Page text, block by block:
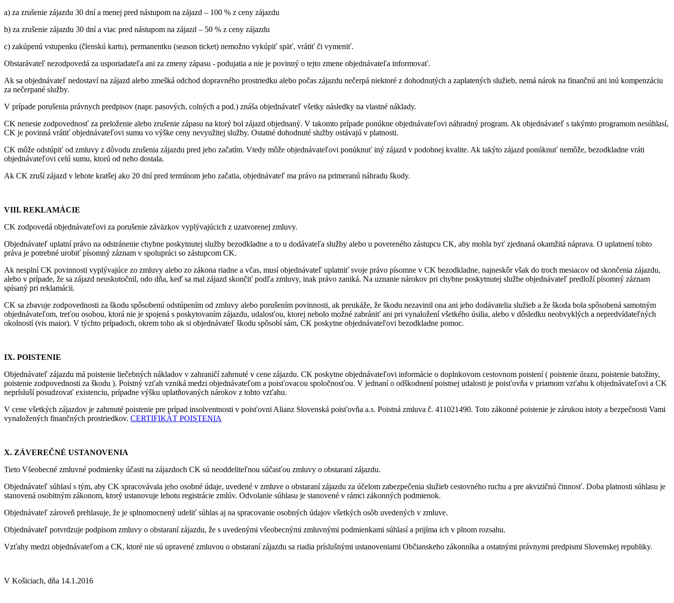
a) za zrušenie zájazdu 30 dní a menej pred nástupom na zájazd – 100 % z ceny zájazdu
b) za zrušenie zájazdu 30 dní a viac pred nástupom na zájazd – 50 % z ceny zájazdu
c) zakúpenú vstupenku (členskú kartu), permanentku (season ticket) nemožno vykúpiť späť, vrátiť či vymeniť.
Obstarávateľ nezodpovedá za usporiadateľa ani za zmeny zápasu - podujatia a nie je povinný o tejto zmene objednávateľa informovať.
Ak sa objednávateľ nedostaví na zájazd alebo zmešká odchod dopravného prostriedku alebo počas zájazdu nečerpá niektoré z dohodnutých a zaplatených služieb, nemá nárok na finančnú ani inú kompenzáciu
za nečerpané služby.
V prípade porušenia právnych predpisov (napr. pasových, colných a pod.) znáša objednávateľ všetky následky na vlastné náklady.
CK nenesie zodpovednosť za preloženie alebo zrušenie zápasu na ktorý bol zájazd objednaný. V takomto prípade ponúkne objednávateľovi náhradný program. Ak objednávateľ s takýmto programom nesúhlasí,
CK je povinná vrátiť objednávateľovi sumu vo výške ceny nevyužitej služby. Ostatné dohodnuté služby ostávajú v platnosti.
CK môže odstúpiť od zmluvy z dôvodu zrušenia zájazdu pred jeho začatím. Vtedy môže objednávateľovi ponúknuť iný zájazd v podobnej kvalite. Ak takýto zájazd ponúknuť nemôže, bezodkladne vráti
objednávateľovi celú sumu, ktorú od neho dostala.
Ak CK zruší zájazd v lehote kratšej ako 20 dní pred termínom jeho začatia, objednávateľ ma právo na primeranú náhradu škody.
VIII. REKLAMÁCIE
CK zodpovedá objednávateľovi za porušenie záväzkov vyplývajúcich z uzatvorenej zmluvy.
Objednávateľ uplatní právo na odstránenie chybne poskytnutej služby bezodkladne a to u dodávateľa služby alebo u povereného zástupcu CK, aby mohla byť zjednaná okamžitá náprava. O uplatnení tohto
práva je potrebné urobiť písomný záznam v spolupráci so zástupcom CK.
Ak nesplní CK povinnosti vyplývajúce zo zmluvy alebo zo zákona riadne a včas, musí objednávateľ uplatniť svoje právo písomne v CK bezodkladne, najneskôr však do troch mesiacov od skončenia zájazdu,
alebo v prípade, že sa zájazd neuskutočnil, odo dňa, keď sa mal zájazd skončiť podľa zmluvy, inak právo zaniká. Na uznanie nárokov pri chybne poskytnutej službe objednávateľ predloží písomný záznam
spísaný pri reklamácii.
CK sa zbavuje zodpovednosti za škodu spôsobenú odstúpením od zmluvy alebo porušením povinnosti, ak preukáže, že škodu nezavinil ona ani jeho dodávatelia služieb a že škoda bola spôsobená samotným
objednávateľom, treťou osobou, ktorá nie je spojená s poskytovaním zájazdu, udalosťou, ktorej nebolo možné zabrániť ani pri vynaložení všetkého úsilia, alebo v dôsledku neobvyklých a nepredvídateľných
okolností (vis maior). V týchto prípadoch, okrem toho ak si objednávateľ škodu spôsobí sám, CK poskytne objednávateľovi bezodkladne pomoc.
IX. POISTENIE
Objednávateľ zájazdu má poistenie liečebných nákladov v zahraničí zahrnuté v cene zájazdu. CK poskytne objednávateľovi informácie o doplnkovom cestovnom poistení ( poistenie úrazu, poistenie batožiny,
poistenie zodpovednosti za škodu ). Poistný vzťah vzniká medzi objednávateľom a poisťovacou spoločnosťou. V jednaní o odškodnení poistnej udalosti je poisťovňa v priamom vzťahu k objednávateľovi a CK
neprísluší posudzovať existenciu, prípadne výšku uplatňovaných nárokov z tohto vzťahu.
V cene všetkých zájazdov je zahrnuté poistenie pre prípad insolventnosti v poisťovni Alianz Slovenská poisťovňa a.s. Poistná zmluva č. 411021490. Toto zákonné poistenie je zárukou istoty a bezpečnosti Vami
vynaložených finančných prostriedkov. CERTIFIKÁT POISTENIA
X. ZÁVEREČNÉ USTANOVENIA
Tieto Všeobecné zmluvné podmienky účasti na zájazdoch CK sú neoddeliteľnou súčasťou zmluvy o obstaraní zájazdu.
Objednávateľ súhlasí s tým, aby CK spracovávala jeho osobné údaje, uvedené v zmluve o obstaraní zájazdu za účelom zabezpečenia služieb cestovného ruchu a pre akvizičnú činnosť. Doba platnosti súhlasu je
stanovená osobitným zákonom, ktorý ustanovuje lehotu registrácie zmlúv. Odvolanie súhlasu je stanovené v rámci zákonných podmienok.
Objednávateľ zároveň prehlasuje, že je splnomocnený udeliť súhlas aj na spracovanie osobných údajov všetkých osôb uvedených v zmluve.
Objednávateľ potvrdzuje podpisom zmluvy o obstaraní zájazdu, že s uvedenými všeobecnými zmluvnými podmienkami súhlasí a prijíma ich v plnom rozsahu.
Vzťahy medzi objednávateľom a CK, ktoré nie sú upravené zmluvou o obstaraní zájazdu sa riadia príslušnými ustanoveniami Občianskeho zákonníka a ostatnými právnymi predpismi Slovenskej republiky.
V Košiciach, dňa 14.1.2016